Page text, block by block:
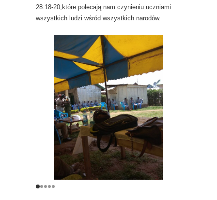
28:18-20,które polecają nam czynieniu uczniami
wszystkich ludzi wśród wszystkich narodów.